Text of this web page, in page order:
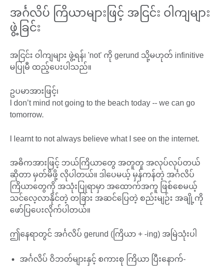
အင်္ဂလိပ် ကြိယာများဖြင့် အငြင်း ဝါကျများ
ဖွဲ့ခြင်း
အငြင်း ဝါကျများ ဖွဲ့ရန်၊ 'not' ကို gerund သို့မဟုတ် infinitive
မပြုမီ ထည့်ပေးပါသည်။
ဥပမာအားဖြင့်၊
I don’t mind not going to the beach today -- we can go
tomorrow.
I learnt to not always believe what I see on the internet.
အဓိကအားဖြင့် ဘယ်ကြိယာတွေ အတူတူ အလုပ်လုပ်တယ်
ဆိုတာ မှတ်မိဖို့ လိုပါတယ်။ ဒါပေမယ့် မှန်ကန်တဲ့ အင်္ဂလိပ်
ကြိယာတွေကို အသုံးပြုရာမှာ အထောက်အကူ ဖြစ်စေမယ့်
သင်လေ့လာနိုင်တဲ့ တခြား အဆင်ပြေတဲ့ စည်းမျဉ်း အချို့ကို
ဖော်ပြပေးလိုက်ပါတယ်။
ဤနေရာတွင် အင်္ဂလိပ် gerund (ကြိယာ + -ing) အမြဲသုံးပါ
အင်္ဂလိပ် ဝိဘတ်များနှင့် စကားစု ကြိယာ ပြီးနောက်-